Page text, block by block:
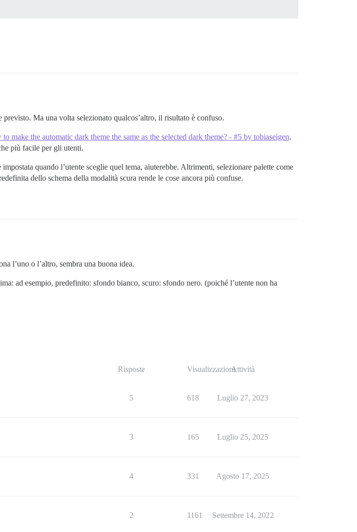
Ma una volta selezionato qualcos’altro, il risultato è confuso.
make the automatic dark theme the same as the selected dark theme? - #5 by tobiaseigen.
più facile per gli utenti.
quando l’utente sceglie quel tema, aiuterebbe. Altrimenti, selezionare palette come
dello schema della modalità scura rende le cose ancora più confuse.
l’uno o l’altro, sembra una buona idea.
ad esempio, predefinito: sfondo bianco, scuro: sfondo nero. (poiché l’utente non ha
Risposte VisualizzazioniAttività
5 618 Luglio 27, 2023
3 165 Luglio 25, 2025
4 331 Agosto 17, 2025
2 1161 Settembre 14, 2022